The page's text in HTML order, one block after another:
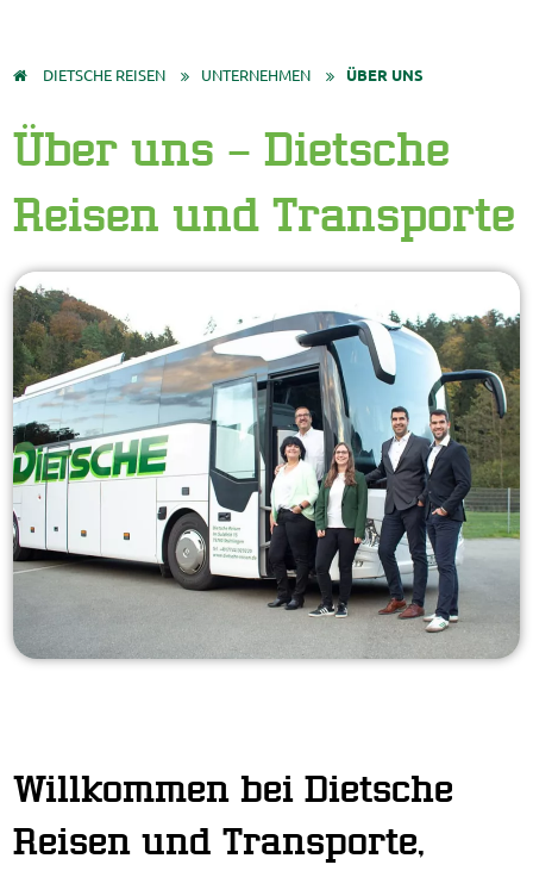
DIETSCHE REISEN UNTERNEHMEN ÜBER UNS
Über uns – Dietsche
Reisen und Transporte
Willkommen bei Dietsche
Reisen und Transporte,